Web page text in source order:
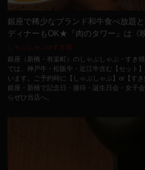
銀座で稀少なブランド和牛食べ放題
ディナーもOK★『肉のタワー』は《
しゃぶしゃぶorすき焼
銀座（新橋・有楽町）のしゃぶしゃぶ・すき
では、神戸牛・松阪牛・近江牛含む【セット
います。ご予約時に【しゃぶしゃぶ】or【す
銀座・新橋で記念日・接待・誕生日会・女子
らぜひ当店へ。